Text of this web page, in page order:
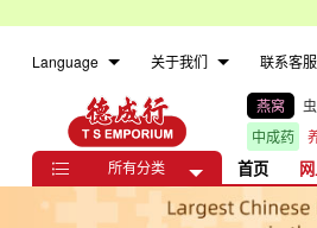
Language 关于我们 联系客服
燕窝
中成药

所有分类 首页